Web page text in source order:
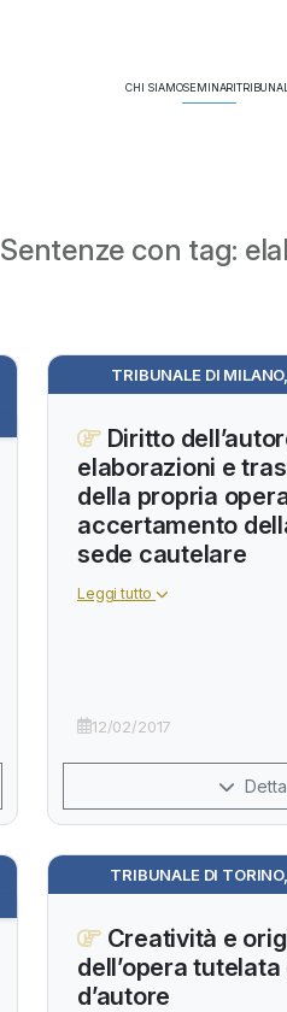
CHI SIAMOSEMINARI
Sentenze con tag:
TRIBUNALE DI
Diritto
elaborazioni e
della propria
accertamento
sede cautelare
Leggi tutto
12/02/2017
TRIBUNALE DI
Creatività e
dell’opera
d’autore